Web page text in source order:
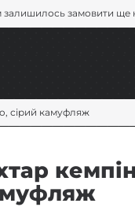
залишилось замовити ще
сірий камуфляж